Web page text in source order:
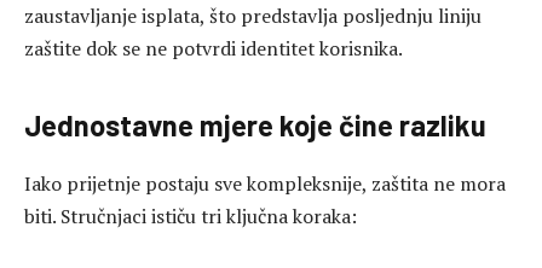
zaustavljanje isplata, što predstavlja posljednju liniju
zaštite dok se ne potvrdi identitet korisnika.
Jednostavne mjere koje čine razliku
Iako prijetnje postaju sve kompleksnije, zaštita ne mora
biti. Stručnjaci ističu tri ključna koraka: